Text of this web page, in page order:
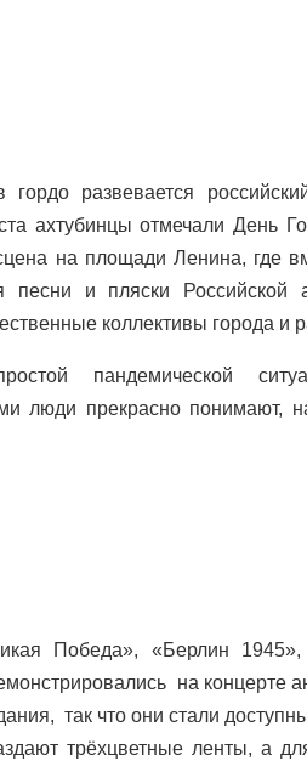
развевается
ахтубинцы отмечали День
на площади Ленина, где
песни и пляски
коллективы города и
пандемической
люди прекрасно понимают,
Победа», «Берлин 1945»,
на концерте
так что они стали
трёхцветные ленты, а